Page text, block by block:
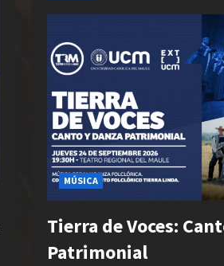
MÚSICA
Tierra de Voces:
Patrimonial